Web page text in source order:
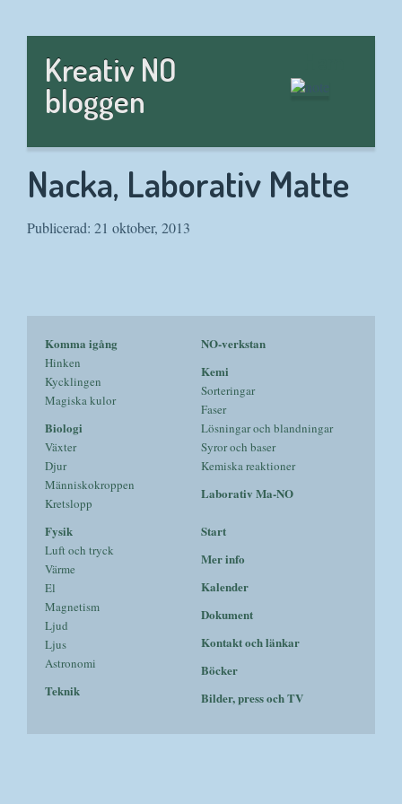
Kreativ NO
bloggen
Nacka, Laborativ Matte
Publicerad: 21 oktober, 2013
Komma igång
Hinken
Kycklingen
Magiska kulor
Biologi
Växter
Djur
Människokroppen
Kretslopp
NO-verkstan
Kemi
Sorteringar
Faser
Lösningar och blandningar
Syror och baser
Kemiska reaktioner
Laborativ Ma-NO
Fysik
Luft och tryck
Värme
El
Magnetism
Ljud
Ljus
Astronomi
Teknik
Start
Mer info
Kalender
Dokument
Kontakt och länkar
Böcker
Bilder, press och TV